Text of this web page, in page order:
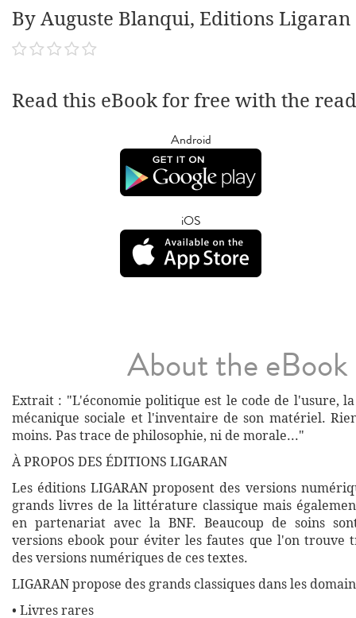
By Auguste Blanqui, Editions Ligaran
Read this eBook for free with the
Android
iOS
About the eBook
Extrait : "L'économie politique est le code de l'usure,
mécanique sociale et l'inventaire de son matériel.
moins. Pas trace de philosophie, ni de morale..."
À PROPOS DES ÉDITIONS LIGARAN
Les éditions LIGARAN proposent des versions
grands livres de la littérature classique mais
en partenariat avec la BNF. Beaucoup de soins
versions ebook pour éviter les fautes que l'on trouve
des versions numériques de ces textes.
LIGARAN propose des grands classiques dans les
• Livres rares